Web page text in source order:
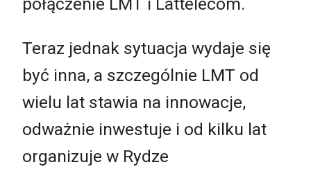
Teraz jednak sytuacja wydaje się
być inna, a szczególnie LMT od
wielu lat stawia na innowacje,
odważnie inwestuje i od kilku lat
organizuje w Rydze